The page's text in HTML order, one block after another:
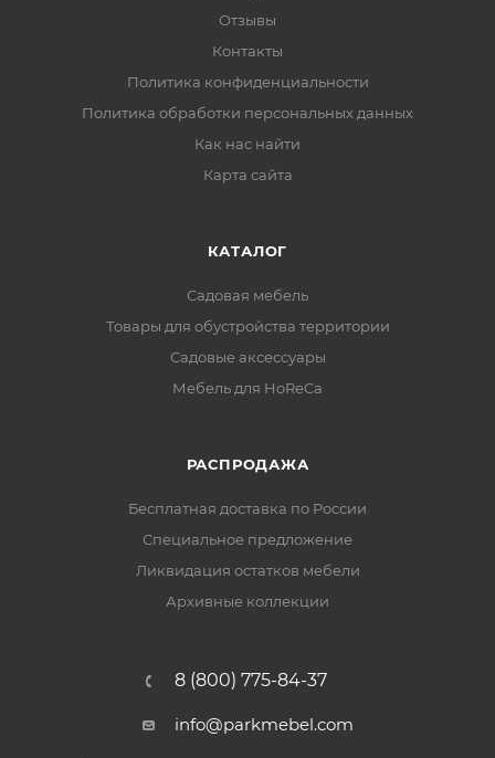
Отзывы
Контакты
Политика конфиденциальности
Политика обработки персональных данных
Как нас найти
Карта сайта
КАТАЛОГ
Садовая мебель
Товары для обустройства территории
Садовые аксессуары
Мебель для HoReCa
РАСПРОДАЖА
Бесплатная доставка по России
Специальное предложение
Ликвидация остатков мебели
Архивные коллекции
8 (800) 775-84-37
info@parkmebel.com